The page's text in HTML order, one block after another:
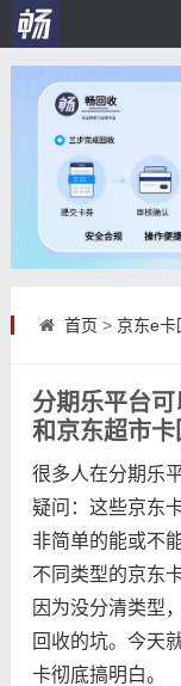
首页 > 京东e卡
分期乐平台
和京东超市卡
很多人在分期乐
疑问：这些京东
非简单的能或不
不同类型的京东
因为没分清类型
回收的坑。今天
卡彻底搞明白。